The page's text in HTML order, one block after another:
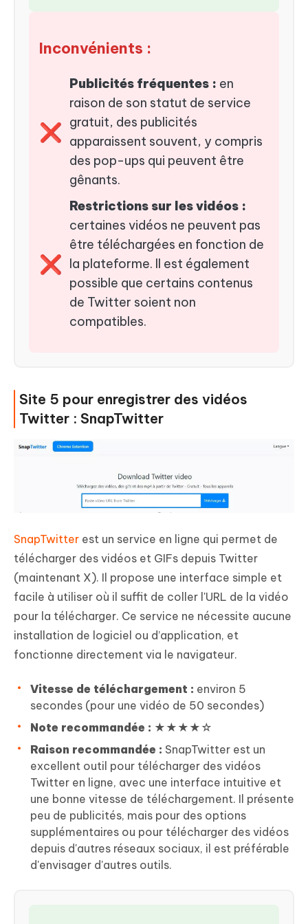
Inconvénients :
❌
Publicités fréquentes : en
raison de son statut de service
gratuit, des publicités
apparaissent souvent, y compris
des pop-ups qui peuvent être
gênants.
❌
Restrictions sur les vidéos :
certaines vidéos ne peuvent pas
être téléchargées en fonction de
la plateforme. Il est également
possible que certains contenus
de Twitter soient non
compatibles.
Site 5 pour enregistrer des vidéos
Twitter : SnapTwitter
SnapTwitter est un service en ligne qui permet de
télécharger des vidéos et GIFs depuis Twitter
(maintenant X). Il propose une interface simple et
facile à utiliser où il suffit de coller l'URL de la vidéo
pour la télécharger. Ce service ne nécessite aucune
installation de logiciel ou d’application, et
fonctionne directement via le navigateur.
Vitesse de téléchargement : environ 5
secondes (pour une vidéo de 50 secondes)
Note recommandée : ★★★★☆
Raison recommandée : SnapTwitter est un
excellent outil pour télécharger des vidéos
Twitter en ligne, avec une interface intuitive et
une bonne vitesse de téléchargement. Il présente
peu de publicités, mais pour des options
supplémentaires ou pour télécharger des vidéos
depuis d'autres réseaux sociaux, il est préférable
d'envisager d'autres outils.